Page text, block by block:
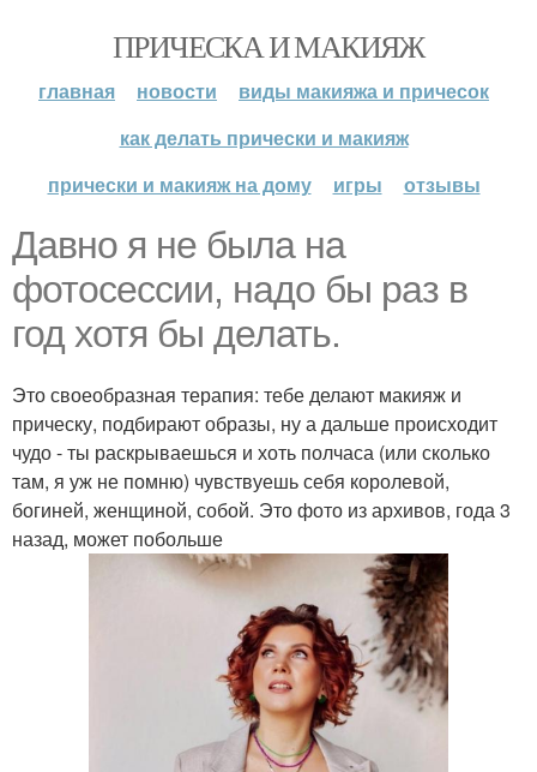
ПРИЧЕСКА И МАКИЯЖ
главная новости
виды макияжа и причесок
как делать прически и макияж
прически и макияж на дому
игры отзывы
Давно я не была на
фотосессии, надо бы раз в
год хотя бы делать.
Это своеобразная терапия: тебе делают макияж и
прическу, подбирают образы, ну а дальше происходит
чудо - ты раскрываешься и хоть полчаса (или сколько
там, я уж не помню) чувствуешь себя королевой,
богиней, женщиной, собой. Это фото из архивов, года 3
назад, может побольше